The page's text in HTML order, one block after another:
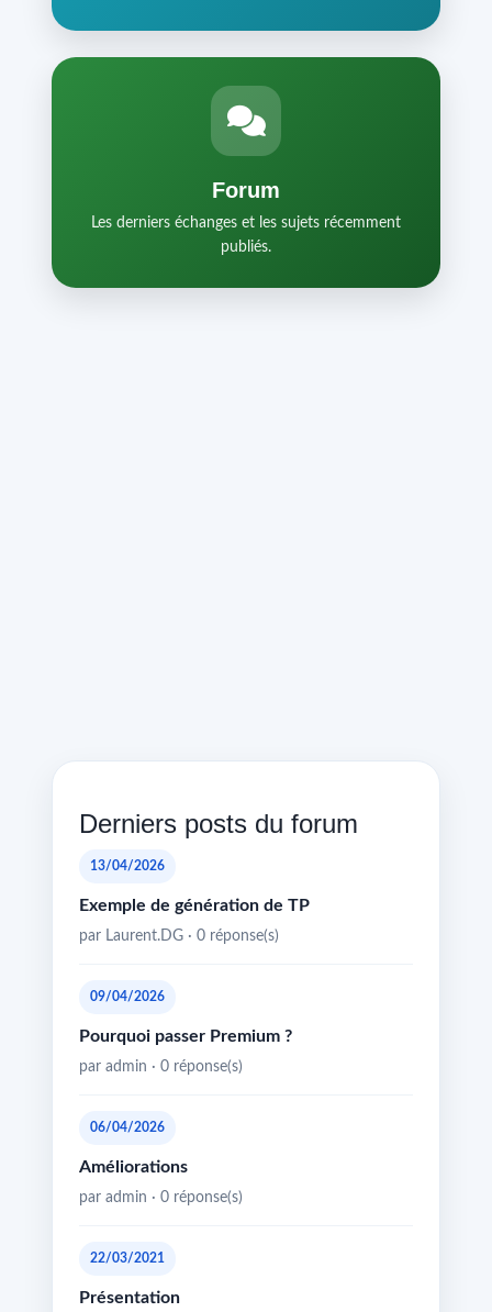
Forum
Les derniers échanges et les sujets récemment
publiés.
Derniers posts du forum
13/04/2026
Exemple de génération de TP
par Laurent.DG · 0 réponse(s)
09/04/2026
Pourquoi passer Premium ?
par admin · 0 réponse(s)
06/04/2026
Améliorations
par admin · 0 réponse(s)
22/03/2021
Présentation